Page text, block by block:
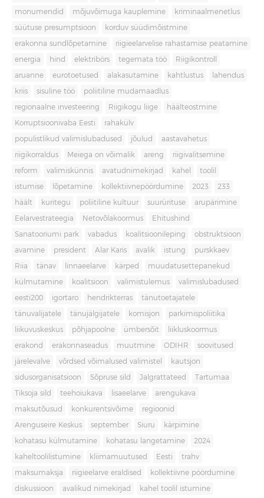
monumendid mõjuvõimuga kauplemine kriminaalmenetlus
süütuse presumptsioon korduv süüdimõistmine
erakonna sundlõpetamine riigieelarvelise rahastamise peatamine
energia hind elektribörs tegemata töö Riigikontroll
aruanne eurotoetused alakasutamine kahtlustus lahendus
kriis sisuline töö poliitiline mudamaadlus
regionaalne investeering Riigikogu liige häälteostmine
Korruptsioonivaba Eesti rahakülv
populistlikud valimislubadused jõulud aastavahetus
riigikorraldus Meiega on võimalik areng riigivalitsemine
reform valimiskünnis avatudnimekirjad kahel toolil
istumise lõpetamine kollektiivnepöördumine 2023 233
häält kuritegu poliitiline kultuur suurürituse arupärimine
Eelarvestrateegia Netovõlakoormus Ehitushind
Sanatooriumi park vabadus koalitsioonileping obstruktsioon
avamine president Alar Karis avalik istung purskkaev
Riia tänav linnaeelarve kärped muudatusettepanekud
külmutamine koalitsioon valimistulemus valimislubadused
eesti200 igortaro hendrikterras tänutoetajatele
tänuvalijatele tänujälgijatele komisjon parkimispoliitika
liikuvuskeskus põhjapoolne ümbersõit liikluskoormus
erakond erakonnaseadus muutmine ODIHR soovitused
järelevalve võrdsed võimalused valimistel kautsjon
sidusorganisatsioon Sõpruse sild Jalgrattateed Tartumaa
Tiksoja sild teehoiukava lisaeelarve arengukava
maksutõusud konkurentsivõime regioonid
Arenguseire Keskus september Siuru kärpimine
kohatasu külmutamine kohatasu langetamine 2024
kaheltoolilistumine kliimamuutused Eesti trahv
maksumaksja riigieelarve eraldised kollektiivne pöördumine
diskussioon avalikud nimekirjad kahel toolil istumine